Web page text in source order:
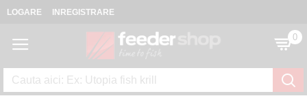
LOGARE INREGISTRARE
0